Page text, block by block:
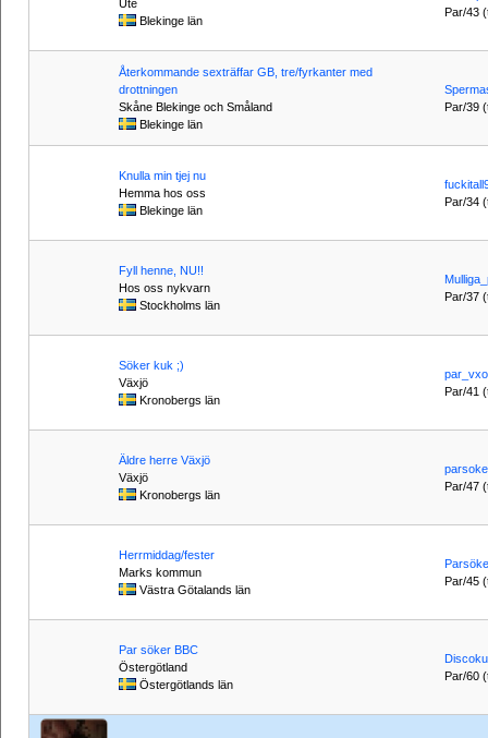
Ute
Blekinge län
Par/43
Återkommande sexträffar GB, tre/fyrkanter med
drottningen
Skåne Blekinge och Småland
Blekinge län
Par/39
Knulla min tjej nu
Hemma hos oss
Blekinge län
Par/34
Fyll henne, NU!!
Hos oss nykvarn
Stockholms län
Par/37
Söker kuk ;)
Växjö
Kronobergs län
par_vxo
Par/41
Äldre herre Växjö
Växjö
Kronobergs län
Par/47
Herrmiddag/fester
Marks kommun
Västra Götalands län
Par/45
Par söker BBC
Östergötland
Östergötlands län
Par/60